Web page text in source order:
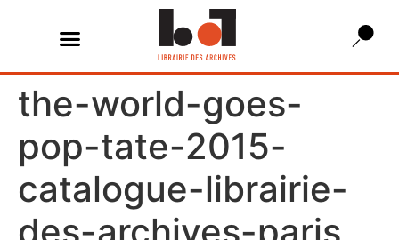
the-world-goes-
pop-tate-2015-
catalogue-librairie-